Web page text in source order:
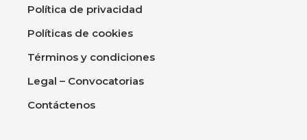
Política de privacidad
Políticas de cookies
Términos y condiciones
Legal – Convocatorias
Contáctenos